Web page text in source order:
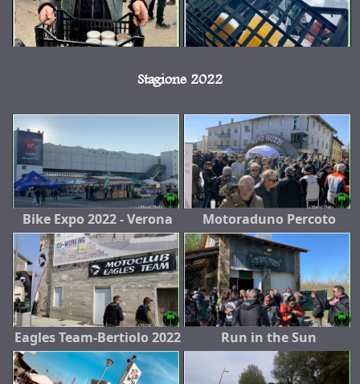
Stagione 2022
Bike Expo 2022 - Verona Motoraduno Percoto
Eagles Team-Bertiolo 2022 Run in the Sun